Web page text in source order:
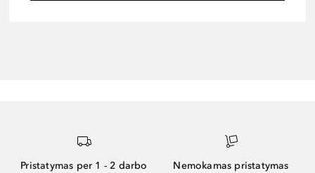
Pristatymas per 1 - 2 darbo
Nemokamas pristatymas